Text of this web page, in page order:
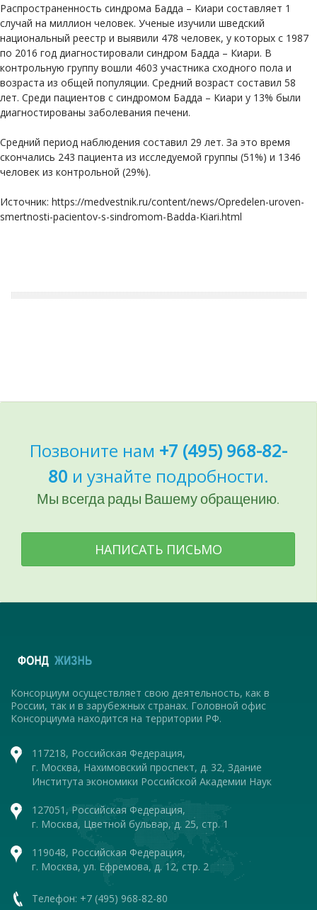
Распространенность синдрома Бадда – Киари составляет 1
случай на миллион человек. Ученые изучили шведский
национальный реестр и выявили 478 человек, у которых с 1987
по 2016 год диагностировали синдром Бадда – Киари. В
контрольную группу вошли 4603 участника сходного пола и
возраста из общей популяции. Средний возраст составил 58
лет. Среди пациентов с синдромом Бадда – Киари у 13% были
диагностированы заболевания печени.
Средний период наблюдения составил 29 лет. За это время
скончались 243 пациента из исследуемой группы (51%) и 1346
человек из контрольной (29%).
Источник: https://medvestnik.ru/content/news/Opredelen-uroven-
smertnosti-pacientov-s-sindromom-Badda-Kiari.html
Позвоните нам +7 (495) 968-82-
80 и узнайте подробности.
Мы всегда рады Вашему обращению.
НАПИСАТЬ ПИСЬМО
Консорциум осуществляет свою деятельность, как в
России, так и в зарубежных странах. Головной офис
Консорциума находится на территории РФ.
117218, Российская Федерация,
г. Москва, Нахимовский проспект, д. 32, Здание
Института экономики Российской Академии Наук
127051, Российская Федерация,
г. Москва, Цветной бульвар, д. 25, стр. 1
119048, Российская Федерация,
г. Москва, ул. Ефремова, д. 12, стр. 2
Телефон: +7 (495) 968-82-80